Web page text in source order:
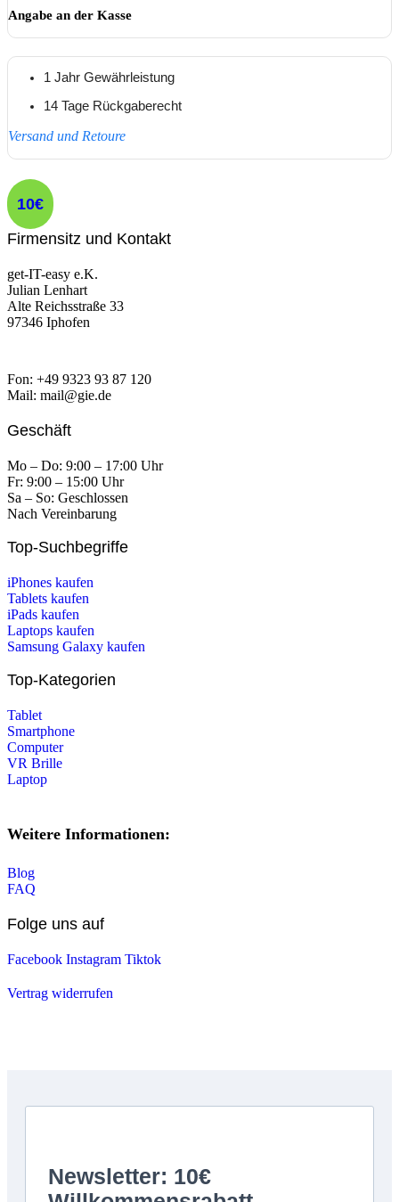
Angabe an der Kasse
1 Jahr Gewährleistung
14 Tage Rückgaberecht
Versand und Retoure
10€
Firmensitz und Kontakt
get-IT-easy e.K.
Julian Lenhart
Alte Reichsstraße 33
97346 Iphofen
Fon: +49 9323 93 87 120
Mail: mail@gie.de
Geschäft
Mo – Do: 9:00 – 17:00 Uhr
Fr: 9:00 – 15:00 Uhr
Sa – So: Geschlossen
Nach Vereinbarung
Top-Suchbegriffe
iPhones kaufen
Tablets kaufen
iPads kaufen
Laptops kaufen
Samsung Galaxy kaufen
Top-Kategorien
Tablet
Smartphone
Computer
VR Brille
Laptop
Weitere Informationen:
Blog
FAQ
Folge uns auf
Facebook Instagram Tiktok
Vertrag widerrufen